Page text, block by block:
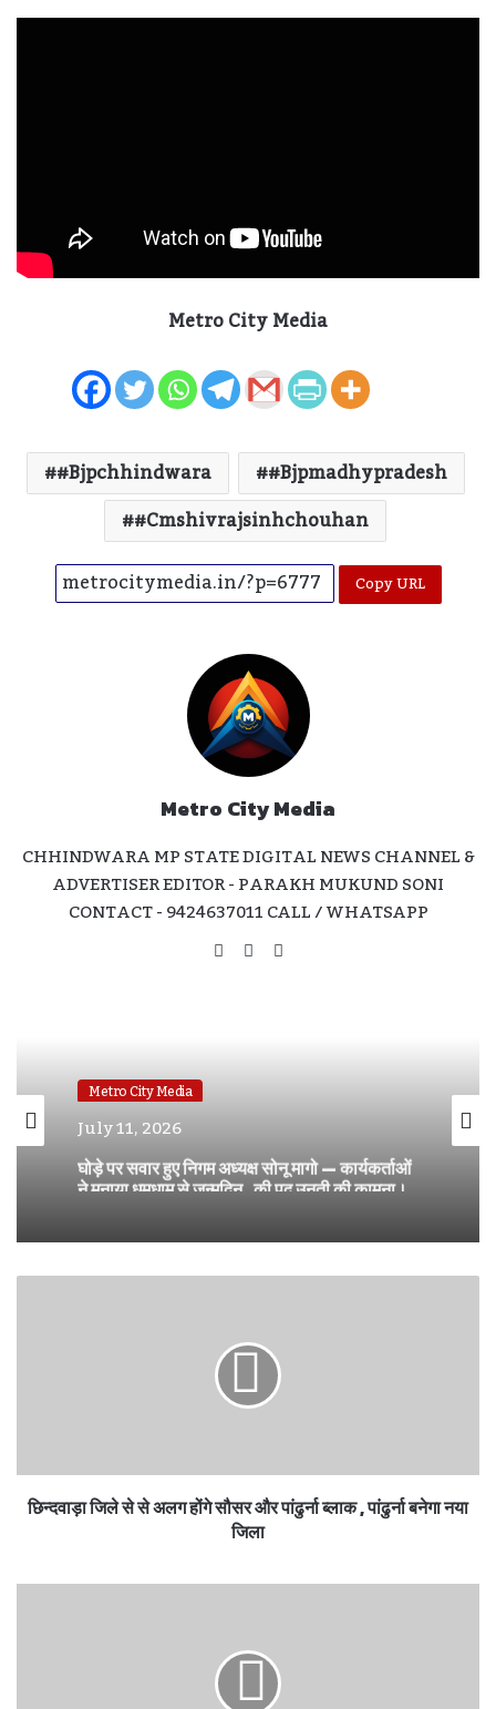
Metro City Media
#bjpchhindwara
#bjpmadhypradesh
#cmshivrajsinhchouhan
Copy URL
Metro City Media
CHHINDWARA MP STATE DIGITAL NEWS CHANNEL &
ADVERTISER EDITOR - PARAKH MUKUND SONI
CONTACT - 9424637011 CALL / WHATSAPP
WebsiteFacebook
Metro City Media
July 11, 2026
घोड़े पर सवार हुए निगम अध्यक्ष सोनू मागो — कार्यकर्ताओं
ने मनाया धूमधाम से जन्मदिन , की पद उनती की कामना।
छिन्दवाड़ा जिले से से अलग होंगे सौसर और पांढुर्ना ब्लाक , पांढुर्ना बनेगा नया
जिला